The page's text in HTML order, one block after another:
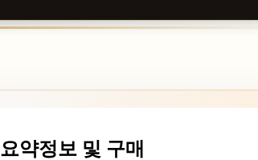
요약정보 및 구매